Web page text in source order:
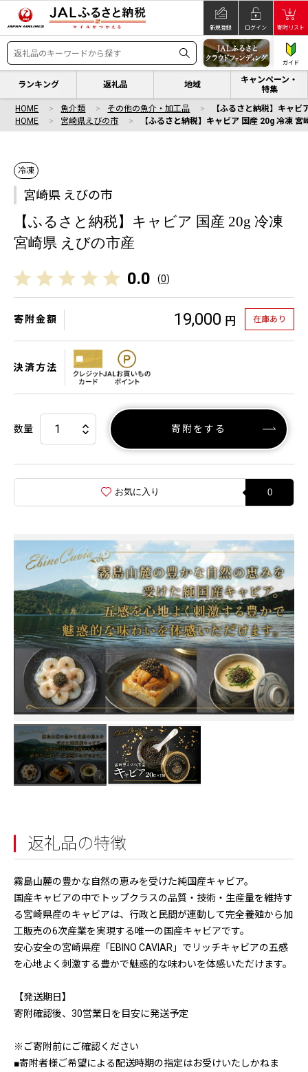
新規登録 ログイン 寄附リスト
ガイド
ランキング 返礼品 地域
キャンペーン・
特集
HOME 魚介類 その他の魚介・加工品
【ふるさと納税】キャ
HOME
宮崎県えびの市 【ふるさと納税】キャビア 国産 20g 冷凍 宮
冷凍
宮崎県 えびの市
【ふるさと納税】キャビア 国産 20g 冷凍
宮崎県 えびの市産
0.0 (0)
寄附金額 19,000 円 在庫あり
決済方法
数量 寄附をする
お気に入り 0
返礼品の特徴
霧島山麓の豊かな自然の恵みを受けた純国産キャビア。
国産キャビアの中でトップクラスの品質・技術・生産量を維持す
る宮崎県産のキャビアは、行政と民間が連動して完全養殖から加
工販売の6次産業を実現する唯一の国産キャビアです。
安心安全の宮崎県産「EBINO CAVIAR」でリッチキャビアの五感
を心地よく刺激する豊かで魅惑的な味わいを体感いただけます。
【発送期日】
寄附確認後、30営業日を目安に発送予定
※ご寄附前にご確認ください
■寄附者様ご希望による配送時期の指定はお受けいたしかねま